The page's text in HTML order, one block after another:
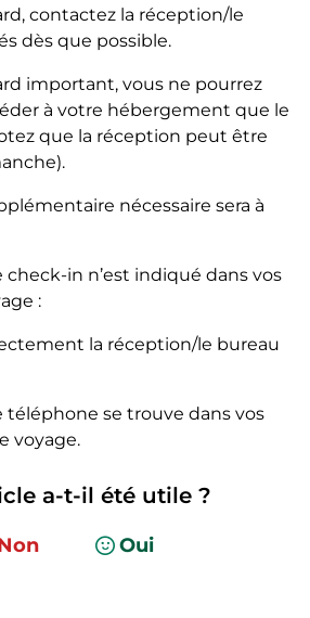
contactez la réception/le
dès que possible.
important, vous ne pourrez
à votre hébergement que le
que la réception peut être
nécessaire sera à
check-in n’est indiqué dans vos
:
la réception/le bureau
téléphone se trouve dans vos
voyage.
a-t-il été utile ?
Oui